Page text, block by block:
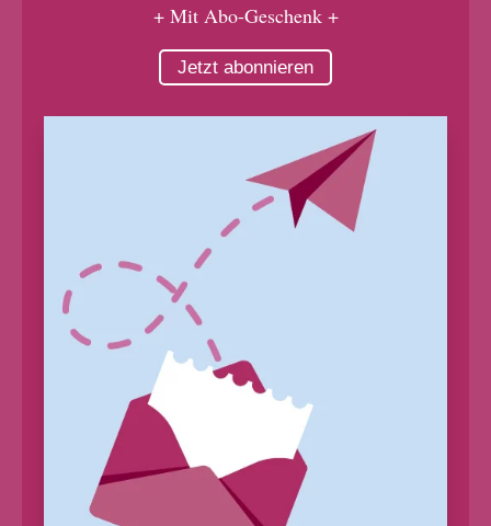
+ Mit Abo-Geschenk +
Jetzt abonnieren